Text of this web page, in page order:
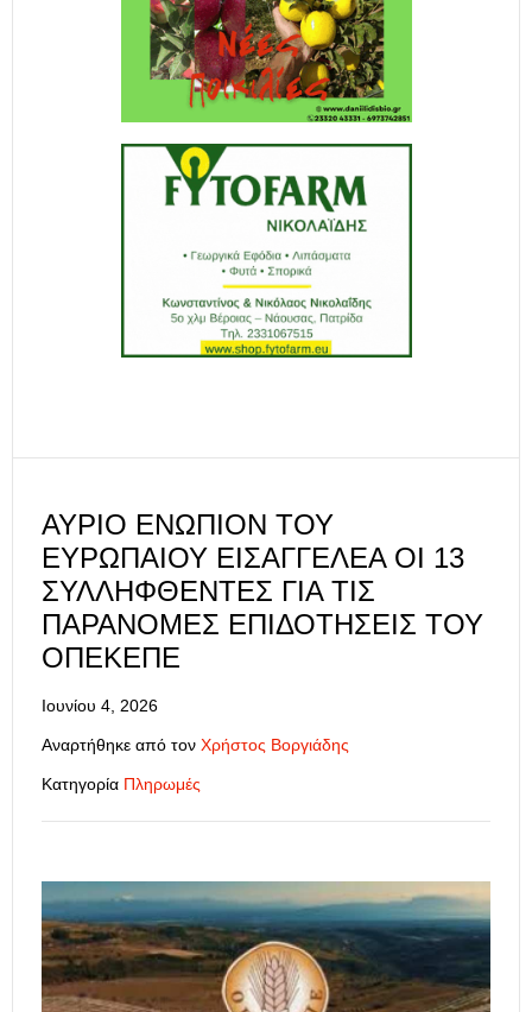
ΑΎΡΙΟ ΕΝΏΠΙΟΝ ΤΟΥ
ΕΥΡΩΠΑΊΟΥ ΕΙΣΑΓΓΕΛΈΑ ΟΙ 13
ΣΥΛΛΗΦΘΈΝΤΕΣ ΓΙΑ ΤΙΣ
ΠΑΡΆΝΟΜΕΣ ΕΠΙΔΟΤΉΣΕΙΣ ΤΟΥ
ΟΠΕΚΕΠΕ
Ιουνίου 4, 2026
Αναρτήθηκε από τον Χρήστος Βοργιάδης
Κατηγορία Πληρωμές